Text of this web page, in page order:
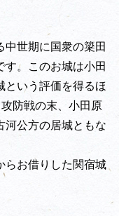
中世期に国衆の簗田
す。このお城は小田
という評価を得るほ
防戦の末、小田原
河公方の居城ともな
らお借りした関宿城